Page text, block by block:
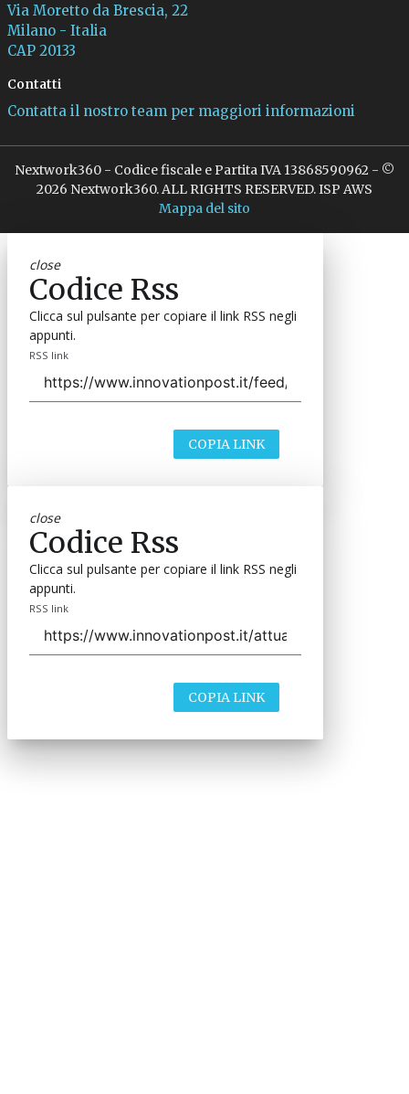
Via Moretto da Brescia, 22
Milano - Italia
CAP 20133
Contatti
Contatta il nostro team per maggiori informazioni
Nextwork360 - Codice fiscale e Partita IVA 13868590962 - ©
2026 Nextwork360. ALL RIGHTS RESERVED. ISP AWS
Mappa del sito
close
Codice Rss
Clicca sul pulsante per copiare il link RSS negli
appunti.
RSS link
COPIA LINK
close
Codice Rss
Clicca sul pulsante per copiare il link RSS negli
appunti.
RSS link
COPIA LINK